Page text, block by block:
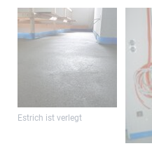
Estrich ist verlegt